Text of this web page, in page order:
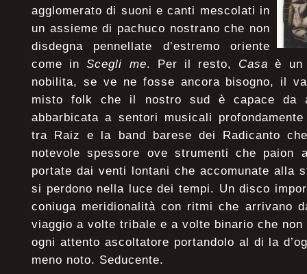
agglomerato di suoni e canti mescolati in
un assieme di pachuco nostrano che non
disdegna pennellate d’estremo oriente
come inScegli me. Per il resto, Casa è un
nobilita, se ve ne fosse ancora bisogno, il
misto folk che il nostro sud è capace da
abbarbicata a sentori musicali
tra Raiz e la band barese dei Radicanto
notevole spessore ove strumenti che paion
portate dai venti lontani che accomunate alla
si perdono nella luce dei tempi. Un disco
coniuga meridionalità con ritmi che arrivano
viaggio a volte tribale e a volte binario che non
ogni attento ascoltatore portandolo al di la
meno noto. Seducente.